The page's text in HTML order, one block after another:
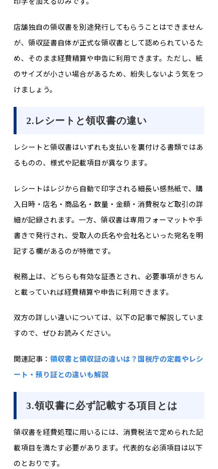
店舗独自の領収書を別途発行してもらうことはできません
が、領収証書自体が正式な領収書として認められているた
め、そのまま経費精算や申告に利用できます。ただし、紙
のサイズが小さい場合があるため、紛失しないよう気をつ
けましょう。
2.レシートと領収書の違い
レシートと領収書はいずれも支払いを裏付ける書類ではあ
るものの、様式や記載項目が異なります。
レシートはレジから自動で印字される細長い感熱紙で、購
入日時・店名・商品名・数量・金額・消費税など取引の詳
細が記録されます。一方、領収書は専用フォーマットや手
書きで発行され、受取人の氏名や会社名といった宛名を明
記する欄があるのが特徴です。
税務上は、どちらも有効な証憑とされ、必要事項がきちん
と載っていれば経費精算や申告に利用できます。
双方の詳しい違いについては、以下の記事で解説していま
すので、ぜひお読みください。
関連記事： 領収書と領収証の違いは？国税庁の定義やレシ
ート・預り証との違いも解説
3.領収書に必ず記載する項目とは
領収書を経費処理に用いるには、消費税法で定められた記
載項目を満たす必要があります。代表的な必須項目は以下
のとおりです。